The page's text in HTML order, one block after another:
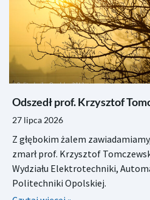
Odszedł prof. Krzysztof
27 lipca 2026
Z głębokim żalem
zmarł prof. Krzysztof
Wydziału Elektrotechniki,
Politechniki Opolskiej.